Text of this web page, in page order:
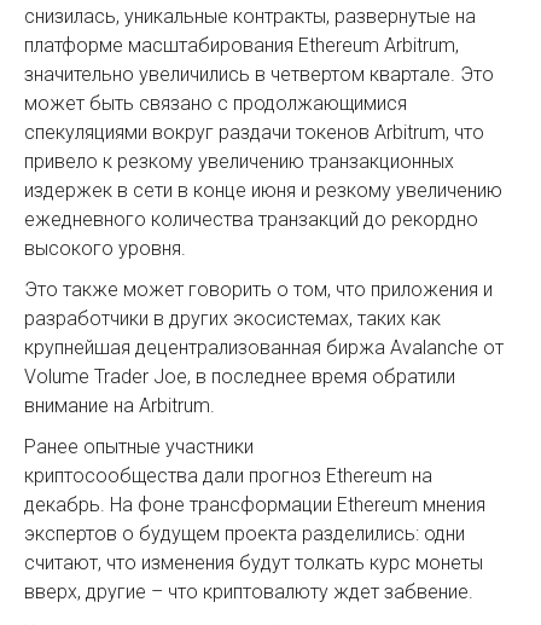
снизилась, уникальные контракты, развернутые на
платформе масштабирования Ethereum Arbitrum,
значительно увеличились в четвертом квартале. Это
может быть связано с продолжающимися
спекуляциями вокруг раздачи токенов Arbitrum, что
привело к резкому увеличению транзакционных
издержек в сети в конце июня и резкому увеличению
ежедневного количества транзакций до рекордно
высокого уровня.
Это также может говорить о том, что приложения и
разработчики в других экосистемах, таких как
крупнейшая децентрализованная биржа Avalanche от
Volume Trader Joe, в последнее время обратили
внимание на Arbitrum.
Ранее опытные участники
криптосообщества дали прогноз Ethereum на
декабрь. На фоне трансформации Ethereum мнения
экспертов о будущем проекта разделились: одни
считают, что изменения будут толкать курс монеты
вверх, другие – что криптовалюту ждет забвение.